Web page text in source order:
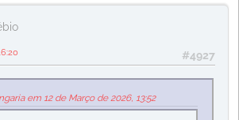
#4927
em 12 de Março de 2026, 13:52